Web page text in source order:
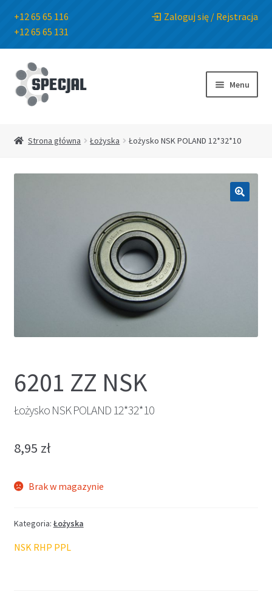
+12 65 65 116
+12 65 65 131
Zaloguj się / Rejstracja
Przejdź
do
nawigacji
Przejdź
do
treści
Menu
Strona główna Łożyska Łożysko NSK POLAND 12*32*10
6201 ZZ NSK
Łożysko NSK POLAND 12*32*10
8,95 zł
Brak w magazynie
Kategoria: Łożyska
NSK RHP PPL